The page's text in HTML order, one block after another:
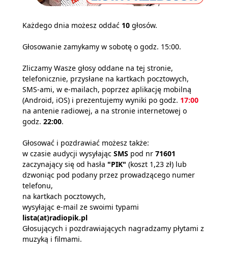
Każdego dnia możesz oddać 10 głosów.
Głosowanie zamykamy w sobotę o godz. 15:00.
Zliczamy Wasze głosy oddane na tej stronie,
telefonicznie, przysłane na kartkach pocztowych,
SMS-ami, w e-mailach, poprzez aplikację mobilną
(Android, iOS) i prezentujemy wyniki po godz. 17:00
na antenie radiowej, a na stronie internetowej o
godz. 22:00.
Głosować i pozdrawiać możesz także:
w czasie audycji wysyłając SMS pod nr 71601
zaczynający się od hasła "PIK" (koszt 1,23 zł) lub
dzwoniąc pod podany przez prowadzącego numer
telefonu,
na kartkach pocztowych,
wysyłając e-mail ze swoimi typami
lista(at)radiopik.pl
Głosujących i pozdrawiających nagradzamy płytami z
muzyką i filmami.